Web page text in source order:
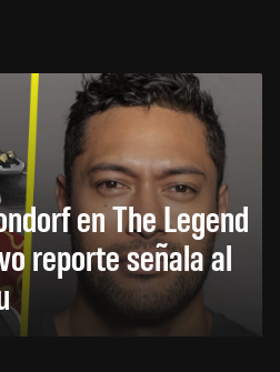
en The Legend
reporte señala al